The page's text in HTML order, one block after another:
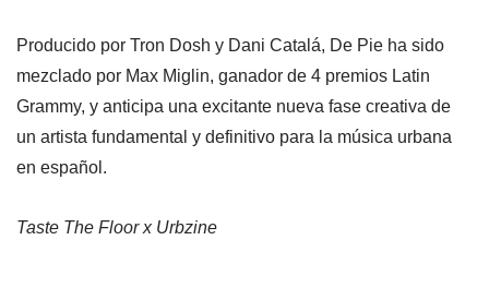
Producido por Tron Dosh y Dani Catalá, De Pie ha sido
mezclado por Max Miglin, ganador de 4 premios Latin
Grammy, y anticipa una excitante nueva fase creativa de
un artista fundamental y definitivo para la música urbana
en español.
Taste The Floor x Urbzine